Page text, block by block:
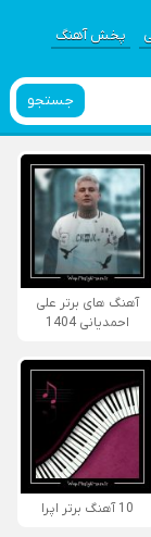
پخش آهنگ
جستجو
آهنگ های برتر علی
احمدیانی 1404
10 آهنگ برتر اپرا